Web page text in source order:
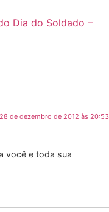
Dia do Soldado –
28 de dezembro de 2012 às 20:53
você e toda sua